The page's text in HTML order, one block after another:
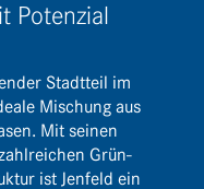
Potenzial
Stadt­teil im
Mischung aus
Mit seinen
Grün­
ist Jenfeld ein